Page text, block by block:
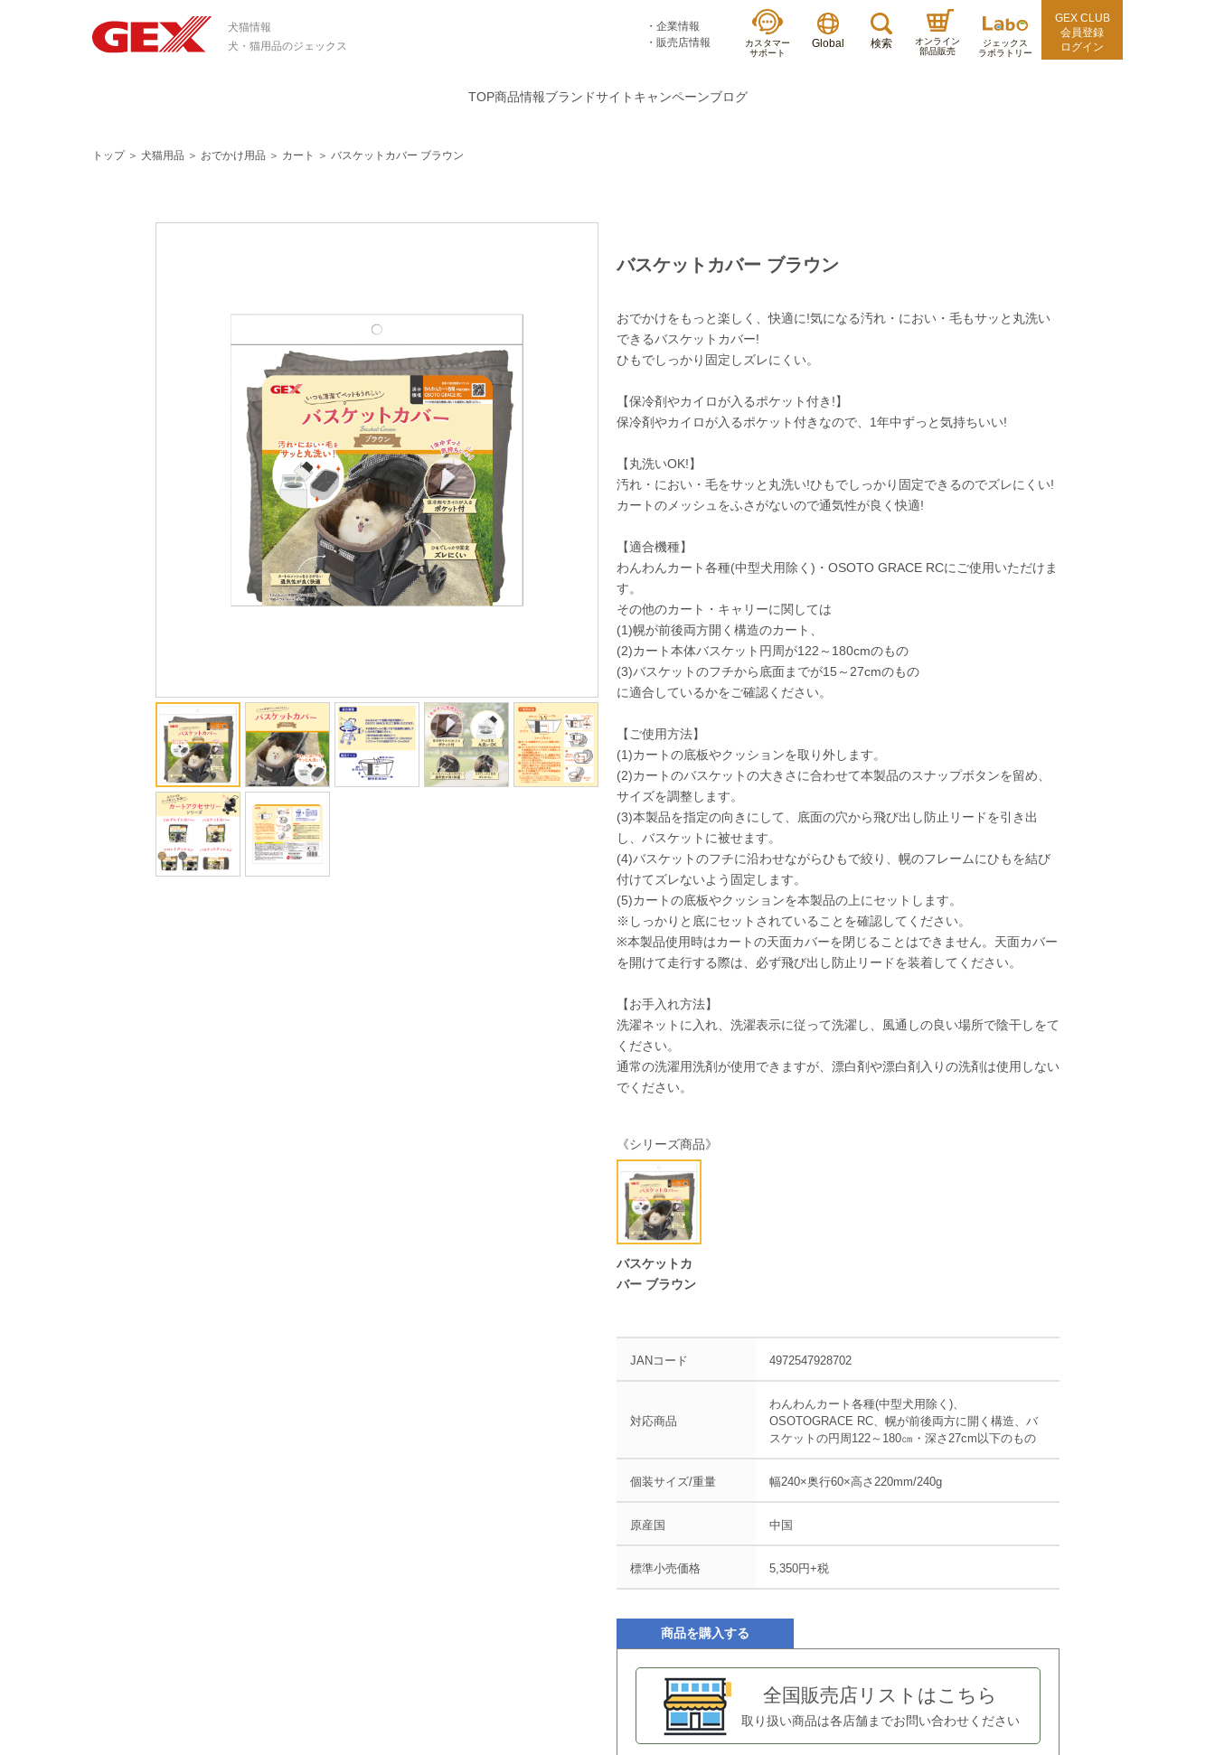
犬猫情報
犬・猫用品のジェックス
カスタマー
サポート
Global 検索
オンライン
部品販売
ジェックス
ラボラトリー
TOP商品情報ブランドサイト キャンペーンブログ
企業情報
販売店情報
GEX CLUB
会員登録
ログイン
トップ＞ 犬猫用品 ＞ おでかけ用品 ＞ カート ＞ バスケットカバー ブラウン
バスケットカバー ブラウン
おでかけをもっと楽しく、快適に!気になる汚れ・におい・毛もサッと丸洗い
できるバスケットカバー!
ひもでしっかり固定しズレにくい。
【保冷剤やカイロが入るポケット付き!】
保冷剤やカイロが入るポケット付きなので、1年中ずっと気持ちいい!
【丸洗いOK!】
汚れ・におい・毛をサッと丸洗い!ひもでしっかり固定できるのでズレにくい!
カートのメッシュをふさがないので通気性が良く快適!
【適合機種】
わんわんカート各種(中型犬用除く)・OSOTO GRACE RCにご使用いただけま
す。
その他のカート・キャリーに関しては
(1)幌が前後両方開く構造のカート、
(2)カート本体バスケット円周が122～180cmのもの
(3)バスケットのフチから底面までが15～27cmのもの
に適合しているかをご確認ください。
【ご使用方法】
(1)カートの底板やクッションを取り外します。
(2)カートのバスケットの大きさに合わせて本製品のスナップボタンを留め、
サイズを調整します。
(3)本製品を指定の向きにして、底面の穴から飛び出し防止リードを引き出
し、バスケットに被せます。
(4)バスケットのフチに沿わせながらひもで絞り、幌のフレームにひもを結び
付けてズレないよう固定します。
(5)カートの底板やクッションを本製品の上にセットします。
※しっかりと底にセットされていることを確認してください。
※本製品使用時はカートの天面カバーを閉じることはできません。天面カバー
を開けて走行する際は、必ず飛び出し防止リードを装着してください。
【お手入れ方法】
洗濯ネットに入れ、洗濯表示に従って洗濯し、風通しの良い場所で陰干しをて
ください。
通常の洗濯用洗剤が使用できますが、漂白剤や漂白剤入りの洗剤は使用しない
でください。
《シリーズ商品》
バスケットカ
バー ブラウン
JANコード 4972547928702
対応商品
わんわんカート各種(中型犬用除く)、
OSOTOGRACE RC、幌が前後両方に開く構造、バ
スケットの円周122～180㎝・深さ27cm以下のもの
個装サイズ/重量 幅240×奥行60×高さ220mm/240g
原産国 中国
標準小売価格 5,350円+税
商品を購入する
全国販売店リストはこちら
取り扱い商品は各店舗までお問い合わせください